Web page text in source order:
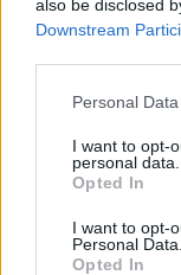
also be disclosed
Downstream
Personal
I want to opt-
personal data.
Opted In
I want to opt-
Personal Data.
Opted In